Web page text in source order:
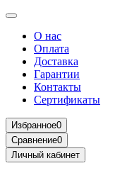
О нас
Оплата
Доставка
Гарантии
Контакты
Сертификаты
Избранное0
Сравнение0
Личный кабинет